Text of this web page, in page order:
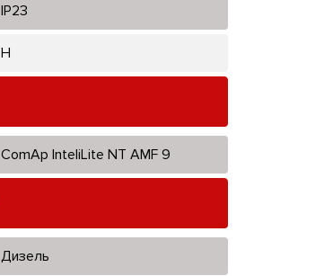
IP23
H
ComAp InteliLite NT AMF 9
Дизель